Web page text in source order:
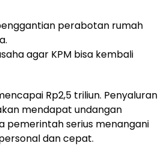
perabotan rumah
agar KPM bisa kembali
Rp2,5 triliun. Penyaluran
mendapat undangan
pemerintah serius menangani
dan cepat.